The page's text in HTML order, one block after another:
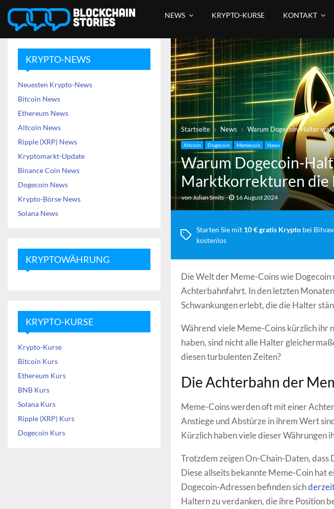
NEWS KRYPTO-KURSE KONTAKT
Startseite News Warum Dogecoin-Halter
Altcoin Dogecoin Memecoin News
Warum Dogecoin-
Marktkorrekturen die
vonJulian Smits 16 August 2024
Starten Sie mit 10 € gratis Krypto bei
kostenlos
Die Welt der Meme-Coins wie
Achterbahnfahrt. In den letzten
Schwankungen erlebt, die die Halter
Während viele Meme-Coins kürzlich ihr
haben, sind nicht alle Halter
diesen turbulenten Zeiten?
Die Achterbahn der
Meme-Coins werden oft mit einer
Anstiege und Abstürze in ihrem Wert
Kürzlich haben viele dieser Währungen
Trotzdem zeigen On-Chain-Daten,
Diese allseits bekannte Meme-Coin hat
Dogecoin-Adressen befinden sich
Haltern zu verdanken, die ihre Position
KRYPTO-NEWS
Neuesten Krypto-News
Bitcoin News
Ethereum News
Altcoin News
Ripple (XRP) News
Kryptomarkt-Update
Binance Coin News
Dogecoin News
Krypto-Börse News
Solana News
KRYPTOWÄHRUNG
KRYPTO-KURSE
Krypto-Kurse
Bitcoin Kurs
Ethereum Kurs
BNB Kurs
Solana Kurs
Ripple (XRP) Kurs
Dogecoin Kurs